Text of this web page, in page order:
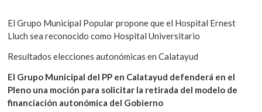
El Grupo Municipal Popular propone que el Hospital Ernest
Lluch sea reconocido como Hospital Universitario
Resultados elecciones autonómicas en Calatayud
El Grupo Municipal del PP en Calatayud defenderá en el
Pleno una moción para solicitar la retirada del modelo de
financiación autonómica del Gobierno